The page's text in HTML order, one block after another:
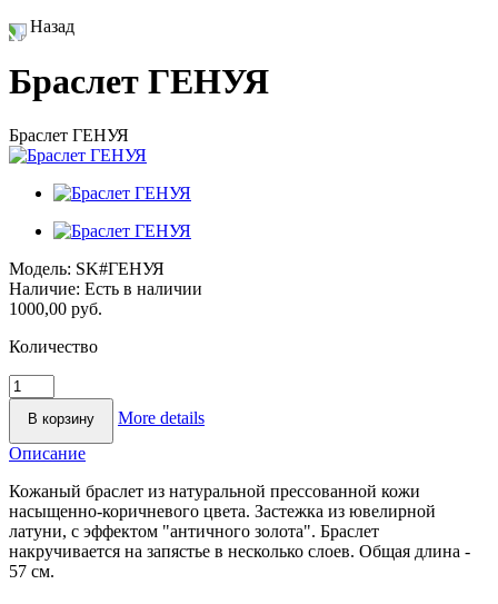
Назад
Браслет ГЕНУЯ
Браслет ГЕНУЯ
Модель: SK#ГЕНУЯ
Наличие: Есть в наличии
1000,00 руб.
Количество
More details
Описание
Кожаный браслет из натуральной прессованной кожи
насыщенно-коричневого цвета. Застежка из ювелирной
латуни, с эффектом "античного золота". Браслет
накручивается на запястье в несколько слоев. Общая длина -
57 см.